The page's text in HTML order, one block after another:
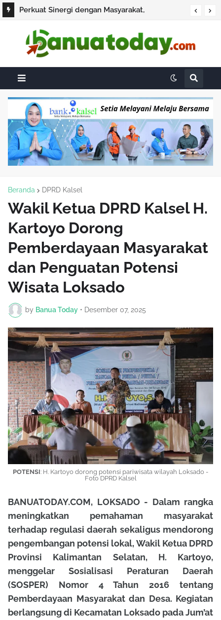
Perkuat Sinergi dengan Masyarakat,
dan Bakti Sosial di HSS
Beranda DPRD Kalsel
Wakil Ketua DPRD Kalsel H.
Kartoyo Dorong
Pemberdayaan Masyarakat
dan Penguatan Potensi
Wisata Loksado
by Banua Today • Desember 07, 2025
POTENSI: H. Kartoyo dorong potensi pariwisata wilayah Loksado -
Foto DPRD Kalsel
BANUATODAY.COM, LOKSADO - Dalam rangka
meningkatkan pemahaman masyarakat
terhadap regulasi daerah sekaligus mendorong
pengembangan potensi lokal,Wakil Ketua DPRD
Provinsi Kalimantan Selatan, H. Kartoyo,
menggelar Sosialisasi Peraturan Daerah
(SOSPER) Nomor 4 Tahun 2016 tentang
Pemberdayaan Masyarakat dan Desa. Kegiatan
berlangsung di Kecamatan Loksado pada Jum’at